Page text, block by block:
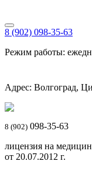
8 (902) 098-35-63
Режим работы:
Адрес: Волгоград,
8 (902) 098-35-63
лицензия на
от 20.07.2012 г.